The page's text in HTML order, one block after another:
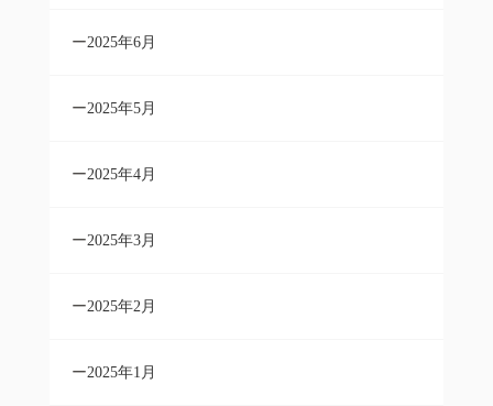
2025年6月
2025年5月
2025年4月
2025年3月
2025年2月
2025年1月